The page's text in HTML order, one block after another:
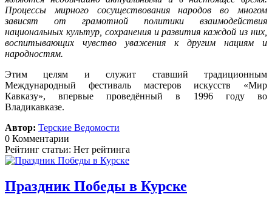
Процессы мирного сосуществования народов во многом
зависят от грамотной политики взаимодействия
национальных культур, сохранения и развития каждой из них,
воспитывающих чувство уважения к другим нациям и
народностям.
Этим целям и служит ставший традиционным
Международный фестиваль мастеров искусств «Мир
Кавказу», впервые проведённый в 1996 году во
Владикавказе.
Автор: Терские Ведомости
0 Комментарии
Рейтинг статьи: Нет рейтинга
Праздник Победы в Курске